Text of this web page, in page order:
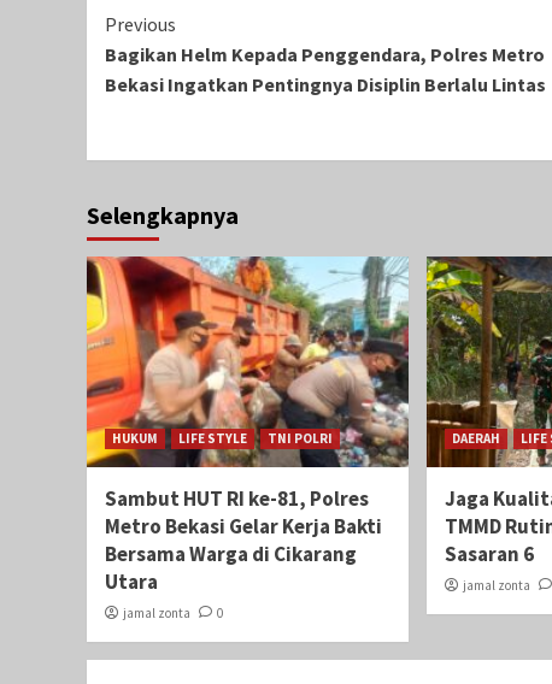
Continue
Reading
Previous
Bagikan Helm Kepada Penggendara, Polres Metro
Bekasi Ingatkan Pentingnya Disiplin Berlalu Lintas
Selengkapnya
HUKUM LIFE STYLE TNI POLRI
Sambut HUT RI ke-81, Polres
Metro Bekasi Gelar Kerja Bakti
Bersama Warga di Cikarang
Utara
jamal zonta 0
DAERAH LIFE
Jaga
TMMD
Sasaran 6
jamal zonta